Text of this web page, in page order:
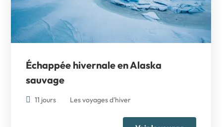
Échappée hivernale en Alaska
sauvage
11 jours Les voyages d'hiver